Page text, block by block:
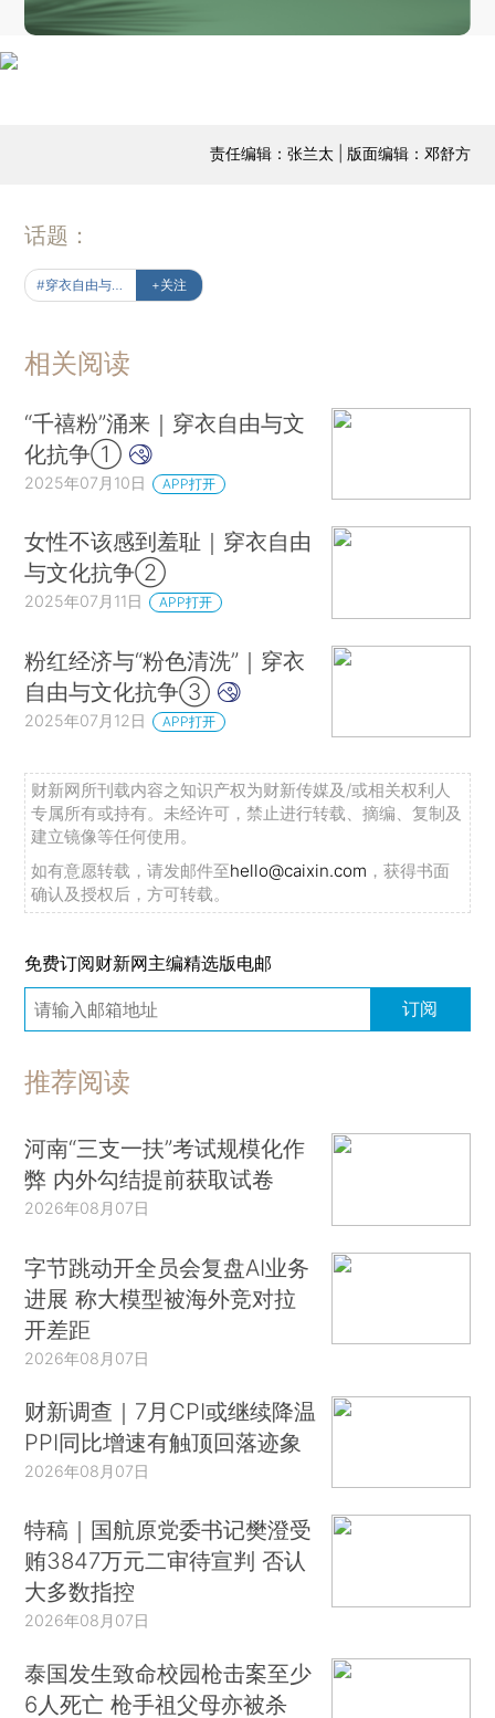
责任编辑：张兰太 | 版面编辑：邓舒方
话题：
+关注
相关阅读
“千禧粉”涌来｜穿衣自由与文
化抗争①
2025年07月10日 APP打开
女性不该感到羞耻｜穿衣自由
与文化抗争②
2025年07月11日 APP打开
粉红经济与“粉色清洗”｜穿衣
自由与文化抗争③
2025年07月12日 APP打开
财新网所刊载内容之知识产权为财新传媒及/或相关权利人
专属所有或持有。未经许可，禁止进行转载、摘编、复制及
建立镜像等任何使用。
如有意愿转载，请发邮件至hello@caixin.com ，获得书面
确认及授权后，方可转载。
免费订阅财新网主编精选版电邮
订阅
推荐阅读
河南“三支一扶”考试规模化作
弊 内外勾结提前获取试卷
2026年08月07日
字节跳动开全员会复盘AI业务
进展 称大模型被海外竞对拉
开差距
2026年08月07日
财新调查｜7月CPI或继续降温
PPI同比增速有触顶回落迹象
2026年08月07日
特稿｜国航原党委书记樊澄受
贿3847万元二审待宣判 否认
大多数指控
2026年08月07日
泰国发生致命校园枪击案至少
6人死亡 枪手祖父母亦被杀